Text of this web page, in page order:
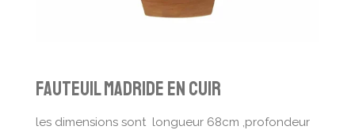
fauteuil madride en cuir
les dimensions sont longueur 68cm ,profondeur